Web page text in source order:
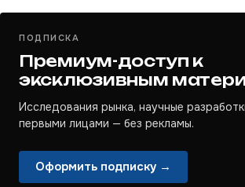
ПОДПИСКА
Премиум-доступ к
эксклюзивным
Исследования рынка, научные
первыми лицами — без рекламы.
Оформить подписку →